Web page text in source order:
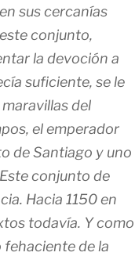
sus cercanías
conjunto,
la devoción a
suficiente, se le
del
el emperador
de Santiago y uno
conjunto de
Hacia 1150 en
todavía. Y como
de la